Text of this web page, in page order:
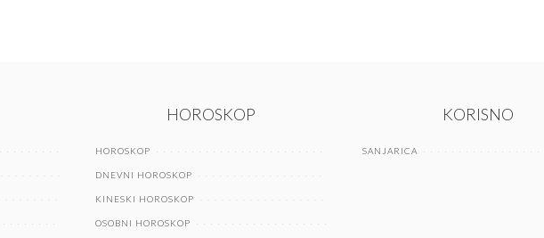
HOROSKOP
HOROSKOP
DNEVNI HOROSKOP
KINESKI HOROSKOP
OSOBNI HOROSKOP
KORISNO
SANJARICA